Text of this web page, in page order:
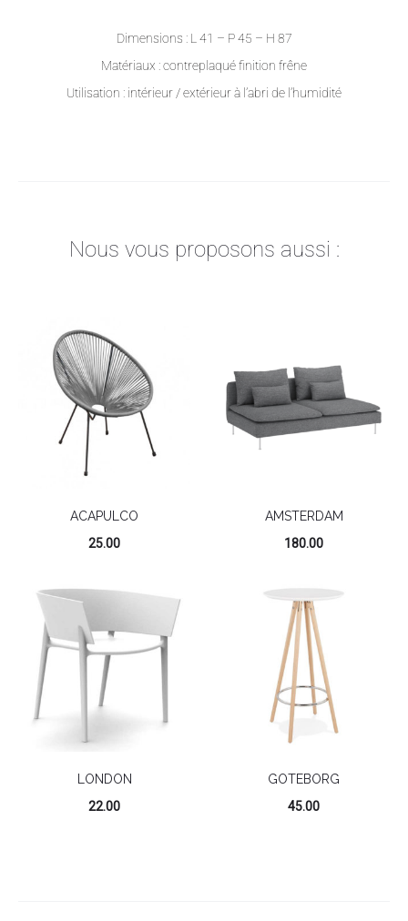
Dimensions : L 41 – P 45 – H 87
Matériaux : contreplaqué finition frêne
Utilisation : intérieur / extérieur à l’abri de l’humidité
Nous vous proposons aussi :
ACAPULCO
25.00
AMSTERDAM
180.00
LONDON
22.00
GOTEBORG
45.00